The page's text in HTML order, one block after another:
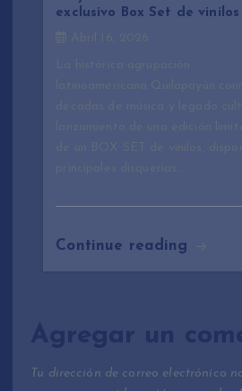
exclusivo Box Set de vinilos
Continue reading
Agregar un
Tu dirección de correo electrónico